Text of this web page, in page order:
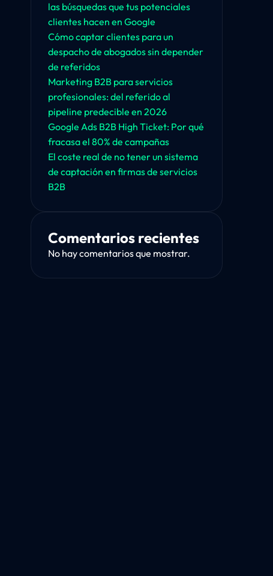
las búsquedas que tus potenciales
clientes hacen en Google
Cómo captar clientes para un
despacho de abogados sin depender
de referidos
Marketing B2B para servicios
profesionales: del referido al
pipeline predecible en 2026
Google Ads B2B High Ticket: Por qué
fracasa el 80% de campañas
El coste real de no tener un sistema
de captación en firmas de servicios
B2B
Comentarios recientes
No hay comentarios que mostrar.